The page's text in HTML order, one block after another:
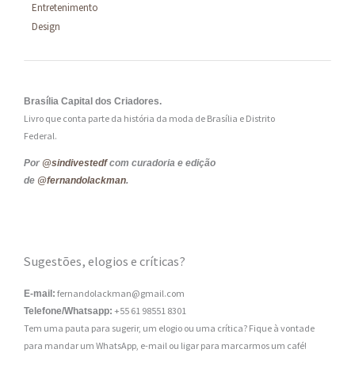
Entretenimento
Design
Brasília Capital dos Criadores.
Livro que conta parte da história da moda de Brasília e Distrito
Federal.
Por @sindivestedfcom curadoria e edição
de @fernandolackman.
Sugestões, elogios e críticas?
E-mail: fernandolackman@gmail.com
Telefone/Whatsapp: +55 61 98551 8301
Tem uma pauta para sugerir, um elogio ou uma crítica? Fique à vontade
para mandar um WhatsApp, e-mail ou ligar para marcarmos um café!